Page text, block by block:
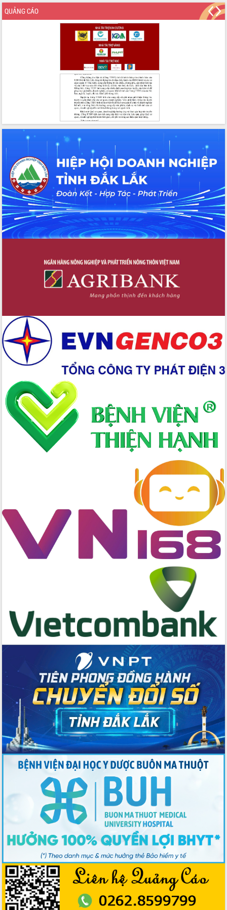
thông nguồn lực phát triển
Nâng cao hiệu lực, hiệu quả HĐND
tỉnh thông qua hiện đại hóa hành chính
Xã Ea Phê gắn cải cách hành chính với
Phó Chủ tịch Thường trực UBND tỉnh
Hồ Thị Nguyên Thảo làm việc tại Trung
tâm Phục vụ hành chính công xã Ea
Xây dựng nền hành chính số đồng
hành cùng nông dân dân, doanh nghiệp
Giai đoạn 2026-2030, Đắk Lắk phấn
đấu có 77% xã đạt chuẩn nông thôn
Chuyển đổi số 'mở đường' cho nông
nghiệp Đắk Lắk tăng trưởng bứt phá
Triển khai đồng bộ đo đạc, lập hồ sơ
địa chính, hoàn thiện cơ sở dữ liệu đất
đai
Ứng dụng sinh trắc học - Bước tiến
trong hành trình chuyển đổi số tại Đắk
Lắk
Đảng từ Sổ tay đảng viên điện tử
Đắk Lắk đẩy mạnh nuôi biển công
nghệ, hướng tới phát triển thủy sản
chuyển đổi số cho cán bộ, công chức
cấp xã
Đắk Lắk phát động hưởng ứng Ngày
Quyền của người tiêu dùng Việt Nam
2026
Đẩy mạnh cải cách hành chính, quyết
tâm đạt được mục tiêu tăng trưởng
hai con số trong năm 2026
Tổ chức trang trọng Lễ hội Đền thờ
Lương Văn Chánh năm 2026
Phó Bí thư Tỉnh ủy Đắk Lắk Đỗ Hữu
Huy giữ chức Bí thư Đảng ủy Ủy Ban
Nhân dân tỉnh
Đánh giá, rút kinh nghiệm công tác tổ
chức diễn tập trước ngày bầu cử
Chương trình “Gặp gỡ hữu nghị –
Friendship Meeting New Year 2026”
Bầu cử Quốc hội và HĐND: Cử tri Đắk
2026-2031
Đảm bảo cuộc bầu cử đại biểu Quốc
hội và đại biểu HĐND các cấp diễn ra
Thủ tướng Chính phủ Phạm Minh Chính
kiểm tra, chỉ đạo hoàn thành các dự
án cao tốc và thăm khu tái định cư tại
Đắk Lắk
Sôi nổi Hội đua ngựa truyền thống Gò
Thì Thùng mừng Xuân Bính Ngọ 2026
Lãnh đạo tỉnh dâng hương tưởng niệm
tại Đập Đồng Cam đầu Xuân Bính Ngọ
Ngành nông nghiệp phấn đấu tăng
trưởng đạt 5,86% trong năm 2026
UBND tỉnh Đắk Lắk triển khai công tác
quốc phòng, quân sự địa phương năm
2026
Đắk Lắk tập trung toàn lực khắc phục
tồn tại IUU, sẵn sàng làm việc với
Đoàn thanh tra EC
Chủ tịch UBND tỉnh Tạ Anh Tuấn thăm,
Thầy thuốc Việt Nam
Rộn ràng lễ hội truyền thống Sông
nước Đà Nông lần thứ I năm 2026
Kỳ họp Chuyên đề lần thứ Năm, HĐND
tỉnh Đắk Lắk thông qua các nghị quyết
QUẢNG CÁO